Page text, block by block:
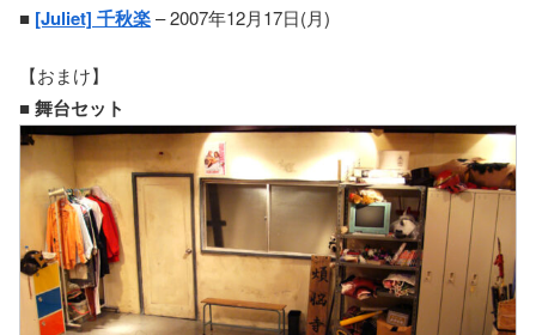
■ [Juliet] 千秋楽– 2007年12月17日(月)
【おまけ】
■ 舞台セット